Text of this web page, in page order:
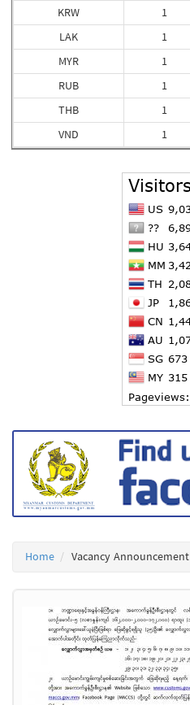
KRW
LAK
MYR
RUB
THB
VND
1
1
1
1
1
1
Home Vacancy Announcement